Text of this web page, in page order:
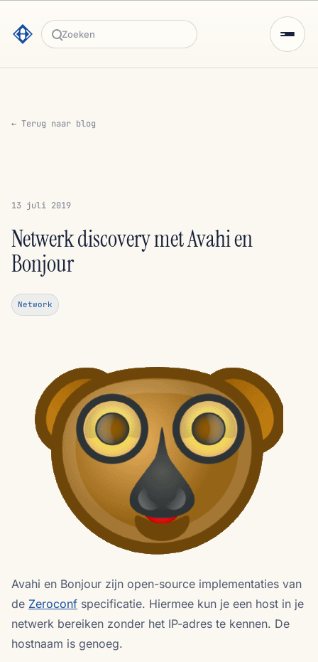
Zoeken
← Terug naar blog
13 juli 2019
Netwerk discovery met Avahi en
Bonjour
Network
Avahi en Bonjour zijn open-source implementaties van
de Zeroconf specificatie. Hiermee kun je een host in je
netwerk bereiken zonder het IP-adres te kennen. De
hostnaam is genoeg.